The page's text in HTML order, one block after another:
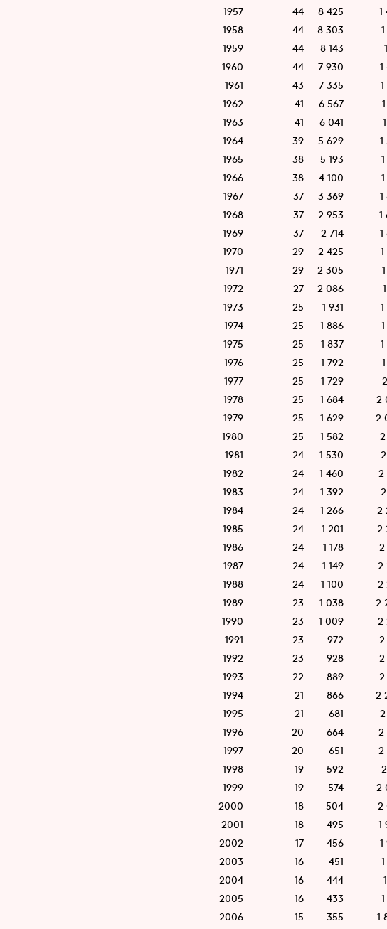
1957
44 8 425 1
1958
44 8 303
1959
44 8 143
1960
44 7 930 1
1961
43 7 335
1962
41 6 567
1963
41 6 041
1964
39 5 629 1
1965
38 5 193
1966
38 4 100
1967
37 3 369
1968
37 2 953 1
1969
37 2 714
1970
29 2 425
1971
29 2 305
1972
27 2 086
1973
25 1 931
1974
25 1 886
1975
25 1 837
1976
25 1 792
1977
25 1 729
1978
25 1 684 2
1979
25 1 629 2
1980
25 1 582 2
1981
24 1 530
1982
24 1 460 2
1983
24 1 392
1984
24 1 266 2
1985
24 1 201 2
1986
24 1 178 2
1987
24 1 149 2
1988
24 1 100 2
1989
23 1 038 2
1990
23 1 009 2
1991
23 972 2
1992
23 928 2
1993
22 889 2
1994
21 866 2
1995
21 681 2
1996
20 664 2
1997
20 651 2
1998
19 592
1999
19 574 2
2000
18 504 2
2001
18 495 1
2002
17 456 1
2003
16 451
2004
16 444
2005
16 433
2006
15 355 1